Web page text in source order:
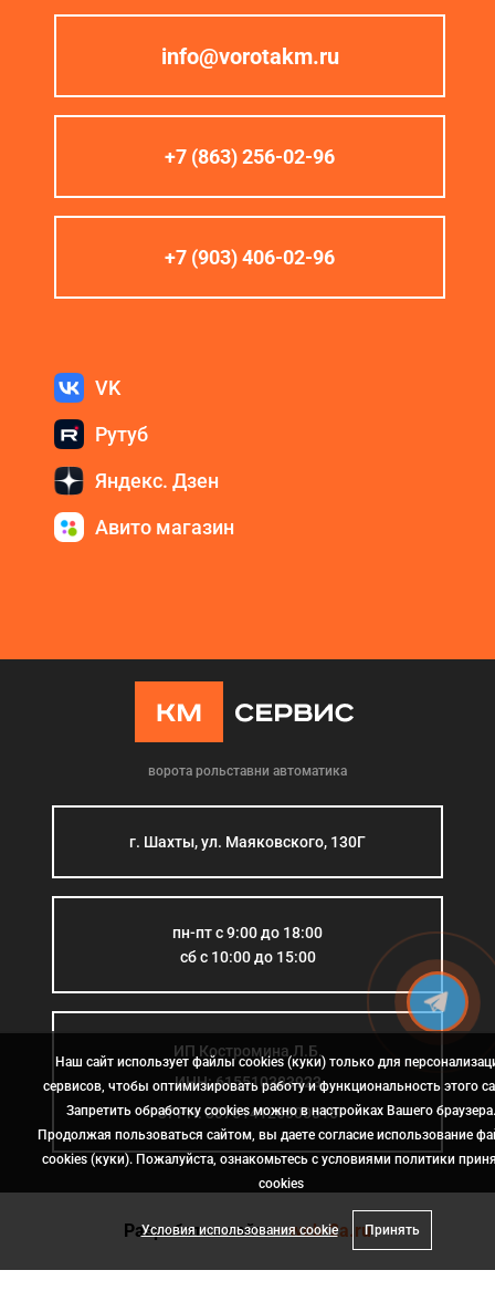
info@vorotakm.ru
+7 (863) 256-02-96
+7 (903) 406-02-96
VK
Рутуб
Яндекс. Дзен
Авито магазин
ворота рольставни автоматика
г. Шахты, ул. Маяковского, 130Г
пн-пт с 9:00 до 18:00
сб с 10:00 до 15:00
ИП Костромина Л.Б.
ИНН: 615510383923
ОГРН: 307614126000015
Разработка сайта- web-2a.ru
Наш сайт использует файлы cookies (куки) только для
сервисов, чтобы оптимизировать работу и функциональность этого
Запретить обработку cookies можно в настройках Вашего браузера.
Продолжая пользоваться сайтом, вы даете согласие использование
cookies (куки). Пожалуйста, ознакомьтесь с условиями политики
сookies
Условия использования cookie Принять